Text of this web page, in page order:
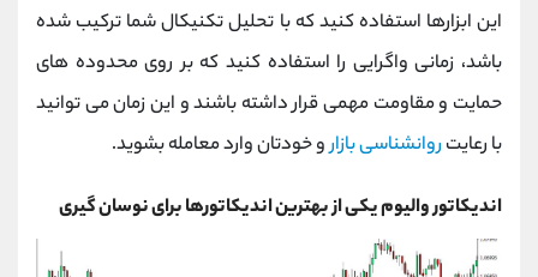
این ابزارها استفاده کنید که با تحلیل تکنیکال شما ترکیب شده
باشد، زمانی واگرایی را استفاده کنید که بر روی محدوده های
حمایت و مقاومت مهمی قرار داشته باشند و این زمان می توانید
با رعایت روانشناسی بازارو خودتان وارد معامله بشوید.
اندیکاتور والیوم یکی از بهترین اندیکاتورها برای نوسان گیری